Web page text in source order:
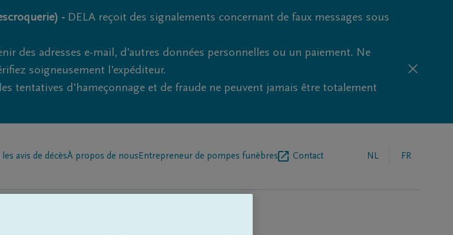
- DELA reçoit des signalements concernant de faux messages sous
des adresses e-mail, d'autres données personnelles ou un paiement. Ne
soigneusement l'expéditeur.
tentatives d'hameçonnage et de fraude ne peuvent jamais être totalement
les avis de décèsÀ propos de nous Entrepreneur de pompes funèbres Contact NL FR